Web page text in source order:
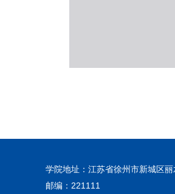
学院地址：江苏省徐州市新城区丽
邮编：221111